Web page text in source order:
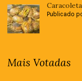
Publicado
Mais Votadas